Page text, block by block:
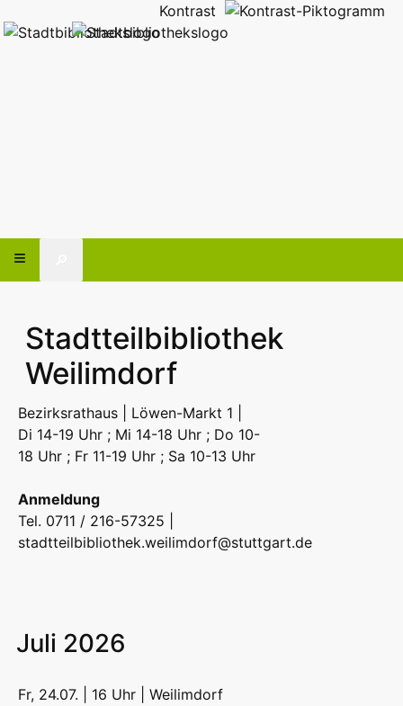
Kontrast
Stadtteilbibliothek
Weilimdorf
Bezirksrathaus | Löwen-Markt 1 |
Di 14-19 Uhr ; Mi 14-18 Uhr ; Do 10-
18 Uhr ; Fr 11-19 Uhr ; Sa 10-13 Uhr
Anmeldung
Tel. 0711 / 216-57325 |
stadtteilbibliothek.weilimdorf@stuttgart.de
Juli 2026
Fr, 24.07. | 16 Uhr | Weilimdorf